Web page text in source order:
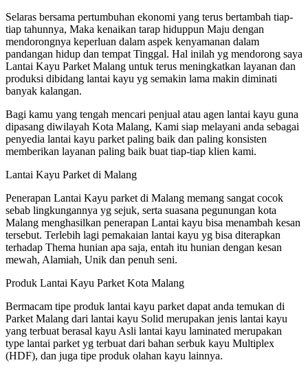
Selaras bersama pertumbuhan ekonomi yang terus bertambah tiap-
tiap tahunnya, Maka kenaikan tarap hiduppun Maju dengan
mendorongnya keperluan dalam aspek kenyamanan dalam
pandangan hidup dan tempat Tinggal. Hal inilah yg mendorong saya
Lantai Kayu Parket Malang untuk terus meningkatkan layanan dan
produksi dibidang lantai kayu yg semakin lama makin diminati
banyak kalangan.
Bagi kamu yang tengah mencari penjual atau agen lantai kayu guna
dipasang diwilayah Kota Malang, Kami siap melayani anda sebagai
penyedia lantai kayu parket paling baik dan paling konsisten
memberikan layanan paling baik buat tiap-tiap klien kami.
Lantai Kayu Parket di Malang
Penerapan Lantai Kayu parket di Malang memang sangat cocok
sebab lingkungannya yg sejuk, serta suasana pegunungan kota
Malang menghasilkan penerapan Lantai kayu bisa menambah kesan
tersebut. Terlebih lagi pemakaian lantai kayu yg bisa diterapkan
terhadap Thema hunian apa saja, entah itu hunian dengan kesan
mewah, Alamiah, Unik dan penuh seni.
Produk Lantai Kayu Parket Kota Malang
Bermacam tipe produk lantai kayu parket dapat anda temukan di
Parket Malang dari lantai kayu Solid merupakan jenis lantai kayu
yang terbuat berasal kayu Asli lantai kayu laminated merupakan
type lantai parket yg terbuat dari bahan serbuk kayu Multiplex
(HDF), dan juga tipe produk olahan kayu lainnya.